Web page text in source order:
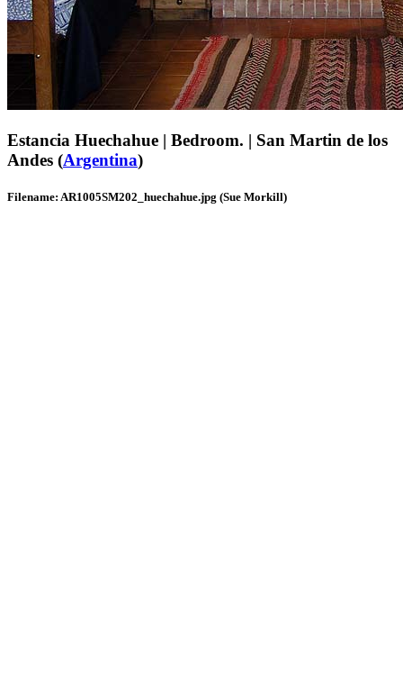
Estancia Huechahue | Bedroom. | San Martin de los
Andes (Argentina)
Filename: AR1005SM202_huechahue.jpg (Sue Morkill)